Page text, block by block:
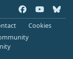
a
c
e
o
u
b
l
u
Cookies